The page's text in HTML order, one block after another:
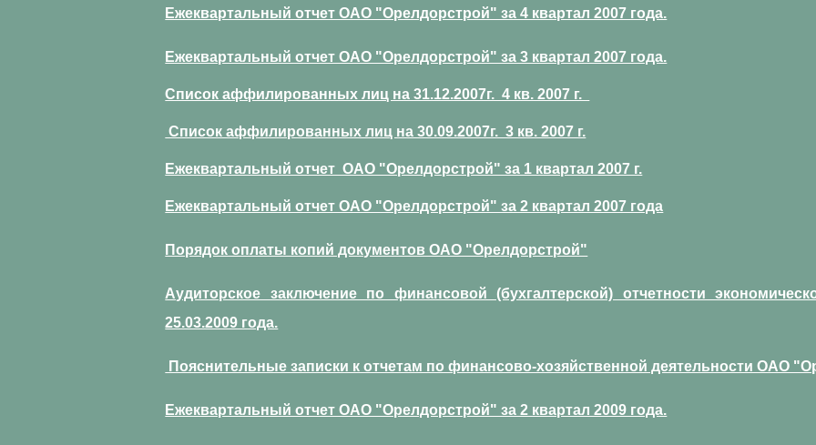
Ежеквартальный отчет ОАО "Орелдорстрой" за 4 квартал 2007 года.
Ежеквартальный отчет ОАО "Орелдорстрой" за 3 квартал 2007 года.
Список аффилированных лиц на 31.12.2007г. 4 кв. 2007 г.
Список аффилированных лиц на 30.09.2007г. 3 кв. 2007 г.
Ежеквартальный отчет ОАО "Орелдорстрой" за 1 квартал 2007 г.
Ежеквартальный отчет ОАО "Орелдорстрой" за 2 квартал 2007 года
Порядок оплаты копий документов ОАО "Орелдорстрой"
Аудиторское заключение по финансовой (бухгалтерской) отчетности
25.03.2009 года.
Пояснительные записки к отчетам по финансово-хозяйственной деятельности ОАО
Ежеквартальный отчет ОАО "Орелдорстрой" за 2 квартал 2009 года.